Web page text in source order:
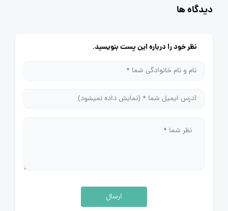
دیدگاه ها
نظر خود را درباره این پست بنویسید.
ارسال